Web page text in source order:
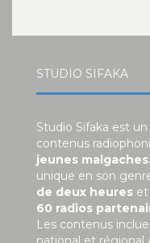
STUDIO SIFAKA
Studio Sifaka est
contenus
jeunes
unique en son
de deux heures et
60 radios
Les contenus